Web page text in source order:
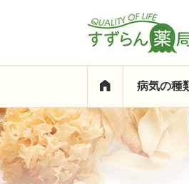
病気の種